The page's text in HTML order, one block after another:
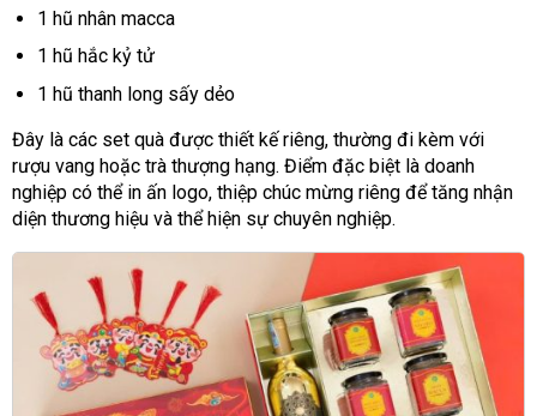
1 hũ nhân macca
1 hũ hắc kỷ tử
1 hũ thanh long sấy dẻo
Đây là các set quà được thiết kế riêng, thường đi kèm với
rượu vang hoặc trà thượng hạng. Điểm đặc biệt là doanh
nghiệp có thể in ấn logo, thiệp chúc mừng riêng để tăng nhận
diện thương hiệu và thể hiện sự chuyên nghiệp.